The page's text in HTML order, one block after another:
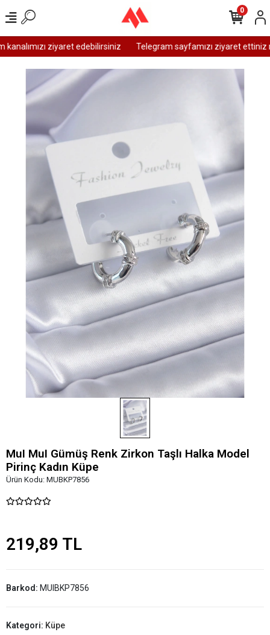
ziyaret edebilirsiniz Telegram sayfamızı ziyaret ettiniz
0
MuI MuI Gümüş Renk Zirkon Taşlı Halka Model
Pirinç Kadın Küpe
Ürün Kodu: MUBKP7856
219,89 TL
Barkod: MUIBKP7856
Kategori: Küpe